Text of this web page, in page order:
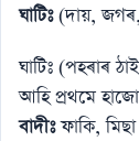
ঘাটিঃ(দায়, জগৰ,
ঘাটিঃ (পহৰাৰ
আহি প্রথমে
বাদীঃফাকি,